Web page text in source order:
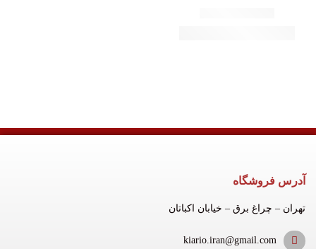
آدرس فروشگاه
تهران – چراغ برق – خیابان اکباتان
kiario.iran@gmail.com